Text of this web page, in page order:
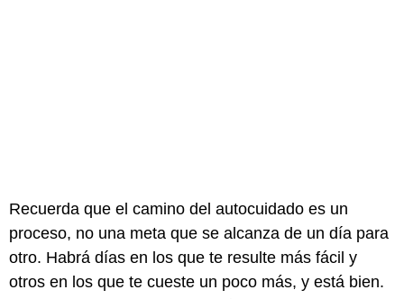
Recuerda que el camino del autocuidado es un
proceso, no una meta que se alcanza de un día para
otro. Habrá días en los que te resulte más fácil y
otros en los que te cueste un poco más, y está bien.